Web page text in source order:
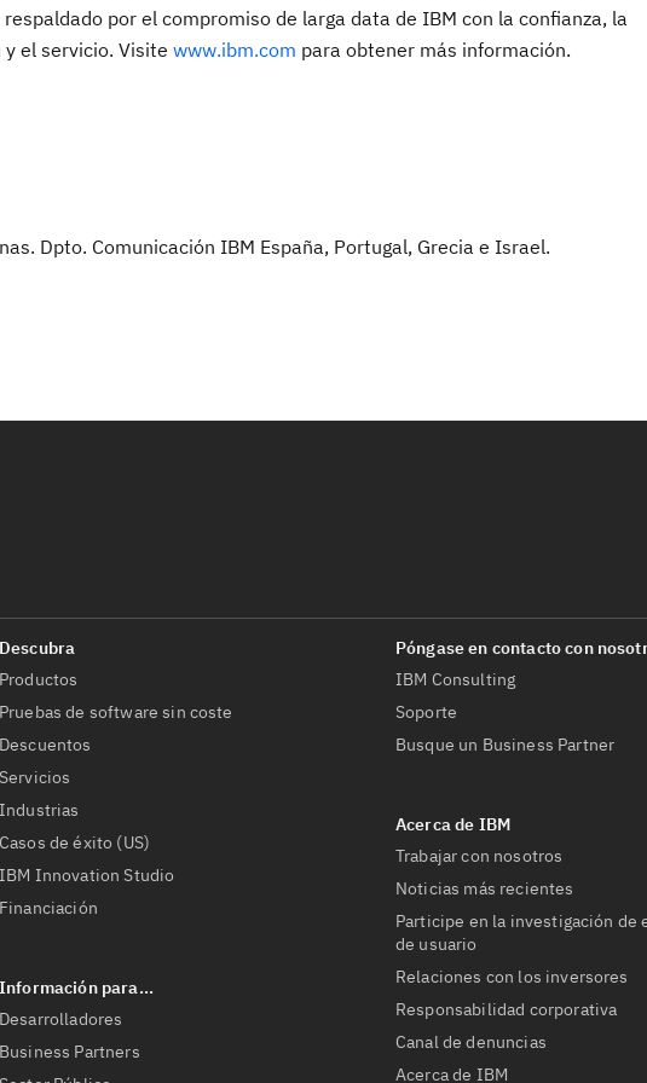
por el compromiso de larga data de IBM con la confianza, la
el servicio. Visite www.ibm.com para obtener más información.
Dpto. Comunicación IBM España, Portugal, Grecia e Israel.
Productos
Pruebas de software sin coste
Descuentos
Servicios
Industrias
Casos de éxito (US)
IBM Innovation Studio
Financiación
Desarrolladores
Business Partners
IBM Consulting
Soporte
Busque un Business Partner
Trabajar con nosotros
Noticias más recientes
Participe en la investigación de
de usuario
Relaciones con los inversores
Responsabilidad corporativa
Canal de denuncias
Acerca de IBM